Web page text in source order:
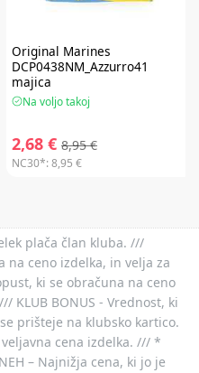
Original Marines
DCP0438NM_Azzurro41
majica
Na voljo takoj
2,68 € 8,95 €
NC30*:8,95 €
plača član kluba. ///
na ceno izdelka, in velja za
ki se obračuna na ceno
KLUB BONUS - Vrednost, ki
prišteje na klubsko kartico.
veljavna cena izdelka. /// *
– Najnižja cena, ki jo je